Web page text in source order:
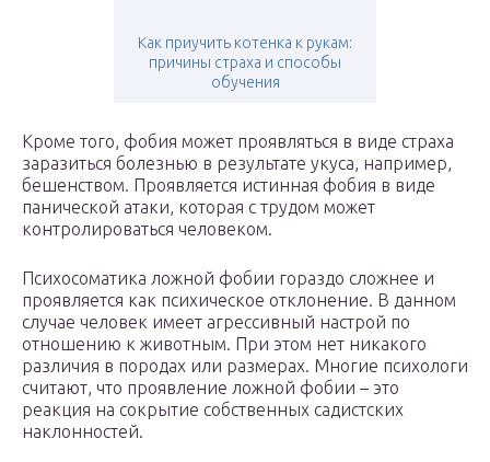
Как приучить котенка к рукам:
причины страха и способы
обучения
Кроме того, фобия может проявляться в виде страха
заразиться болезнью в результате укуса, например,
бешенством. Проявляется истинная фобия в виде
панической атаки, которая с трудом может
контролироваться человеком.
Психосоматика ложной фобии гораздо сложнее и
проявляется как психическое отклонение. В данном
случае человек имеет агрессивный настрой по
отношению к животным. При этом нет никакого
различия в породах или размерах. Многие психологи
считают, что проявление ложной фобии – это
реакция на сокрытие собственных садистских
наклонностей.